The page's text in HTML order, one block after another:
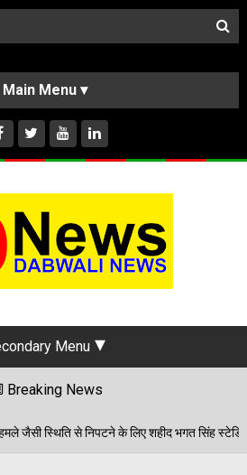
HOME
ABOUT US
INSTAGRAM
Menu
Breaking News
भगत सिंह स्टेडियम में हुई मॉक एक्सरसाइज, आठ